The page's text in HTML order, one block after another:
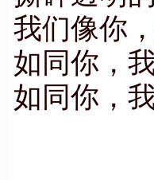
我们像你
如同你，
如同你，